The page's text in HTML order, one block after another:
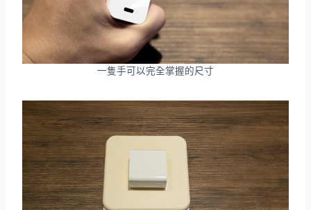
一隻手可以完全掌握的尺寸